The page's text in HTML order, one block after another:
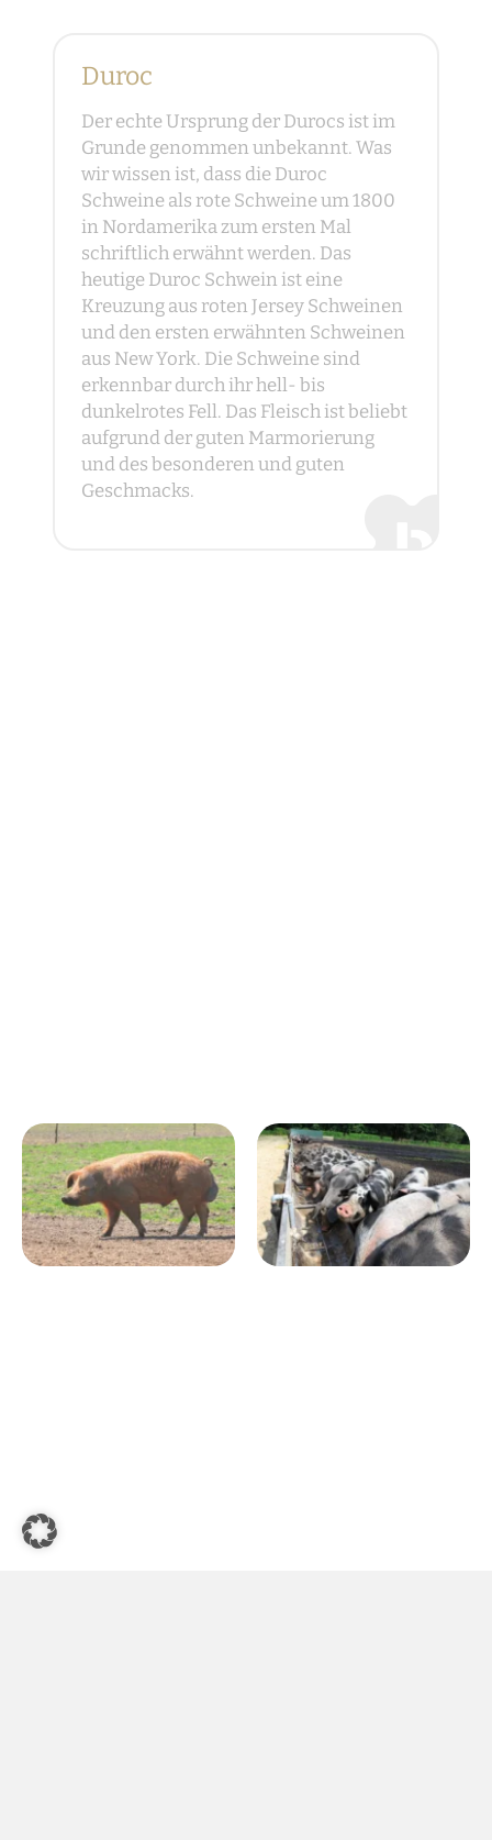
Duroc
Der echte Ursprung der Durocs ist im
Grunde genommen unbekannt. Was
wir wissen ist, dass die Duroc
Schweine als rote Schweine um 1800
in Nordamerika zum ersten Mal
schriftlich erwähnt werden. Das
heutige Duroc Schwein ist eine
Kreuzung aus roten Jersey Schweinen
und den ersten erwähnten Schweinen
aus New York. Die Schweine sind
erkennbar durch ihr hell- bis
dunkelrotes Fell. Das Fleisch ist beliebt
aufgrund der guten Marmorierung
und des besonderen und guten
Geschmacks.